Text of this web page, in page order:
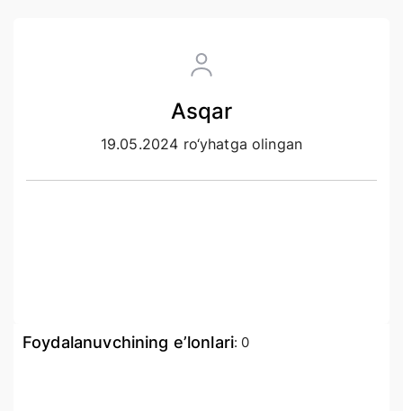
Asqar
19.05.2024 ro‘yhatga olingan
Foydalanuvchining e’lonlari: 0